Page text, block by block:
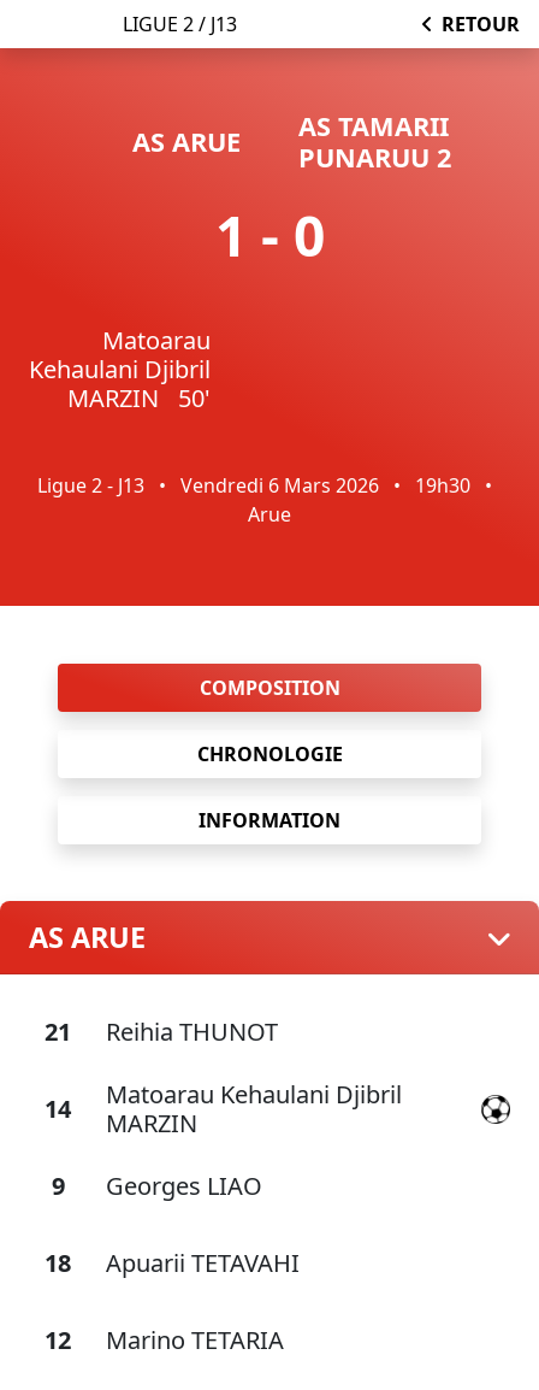
LIGUE 2 / J13 RETOUR
AS ARUE
AS TAMARII
PUNARUU 2
1 - 0
Matoarau
Kehaulani Djibril
MARZIN
50'
Ligue 2 - J13 • Vendredi 6 Mars 2026 • 19h30 •
Arue
COMPOSITION
CHRONOLOGIE
INFORMATION
AS ARUE
21 Reihia THUNOT
14
Matoarau Kehaulani Djibril
MARZIN
9
Georges LIAO
18 Apuarii TETAVAHI
12 Marino TETARIA